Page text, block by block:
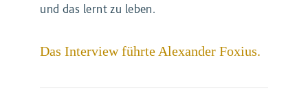
und das lernt zu leben.
Das Interview führte Alexander Foxius.